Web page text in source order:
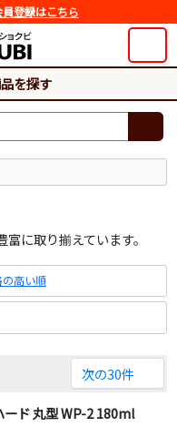
登録はこちら
を探す
に取り揃えています。
高い順
次の30件
ード 丸型 WP-2 180ml